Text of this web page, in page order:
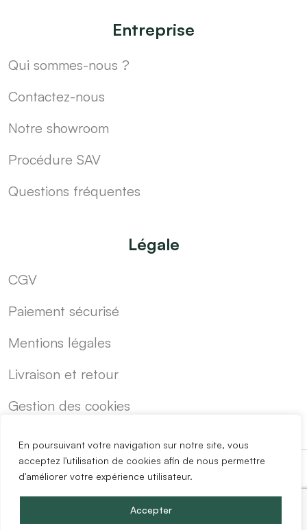
En poursuivant votre navigation sur notre site, vous
acceptez l'utilisation de cookies afin de nous permettre
d'améliorer votre expérience utilisateur.
Accepter
Entreprise
Qui sommes-nous ?
Contactez-nous
Notre showroom
Procédure SAV
Questions fréquentes
Légale
CGV
Paiement sécurisé
Mentions légales
Livraison et retour
Gestion des cookies
-
Copyright @2024 Easy Mobilier.